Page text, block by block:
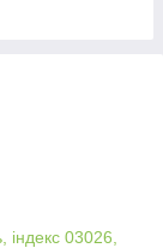
індекс 03026,